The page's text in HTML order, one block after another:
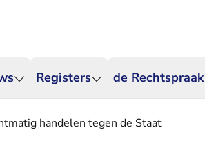
Registers de Rechtspraak
handelen tegen de Staat